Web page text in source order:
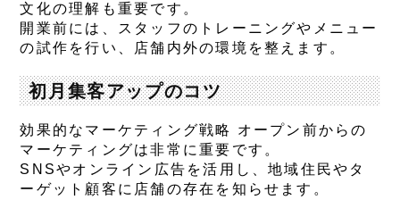
文化の理解も重要です。
開業前には、スタッフのトレーニングやメニュー
の試作を行い、店舗内外の環境を整えます。
初月集客アップのコツ
効果的なマーケティング戦略 オープン前からの
マーケティングは非常に重要です。
SNSやオンライン広告を活用し、地域住民やタ
ーゲット顧客に店舗の存在を知らせます。